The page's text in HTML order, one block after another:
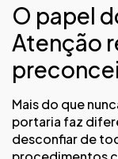
O papel
Atenção
Mais do que
portaria faz
desconfiar de